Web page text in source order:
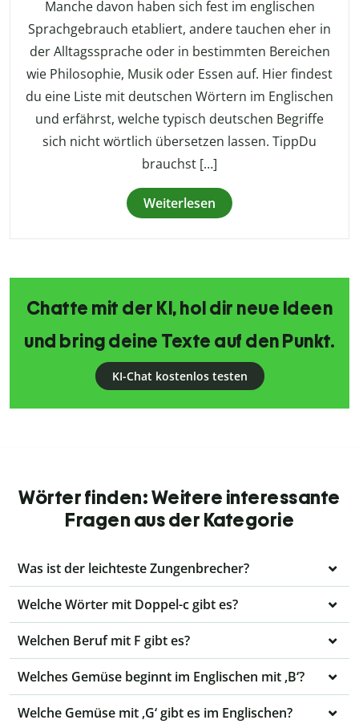
Manche davon haben sich fest im englischen
Sprachgebrauch etabliert, andere tauchen eher in
der Alltagssprache oder in bestimmten Bereichen
wie Philosophie, Musik oder Essen auf. Hier findest
du eine Liste mit deutschen Wörtern im Englischen
und erfährst, welche typisch deutschen Begriffe
sich nicht wörtlich übersetzen lassen. TippDu
brauchst […]
Weiterlesen
Chatte mit der KI, hol dir neue Ideen
und bring deine Texte auf den Punkt.
KI-Chat kostenlos testen
Wörter finden: Weitere interessante
Fragen aus der Kategorie
Was ist der leichteste Zungenbrecher?
Welche Wörter mit Doppel-c gibt es?
Welchen Beruf mit F gibt es?
Welches Gemüse beginnt im Englischen mit ,B‘?
Welche Gemüse mit ,G‘ gibt es im Englischen?